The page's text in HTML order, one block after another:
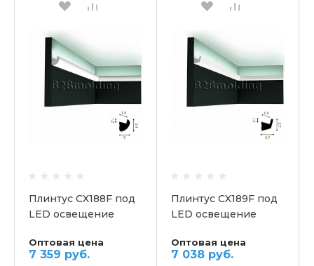
Плинтус СX188F под
LED освещение
Оптовая цена
7 359 руб.
Плинтус СX189F под
LED освещение
Оптовая цена
7 038 руб.